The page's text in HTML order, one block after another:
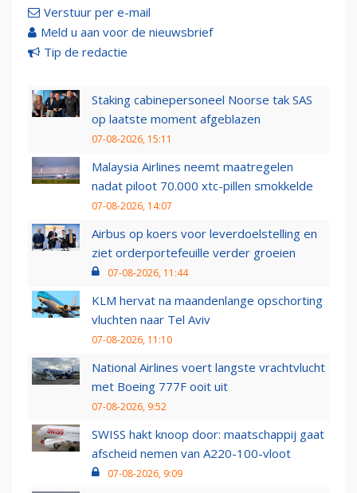
Verstuur per e-mail
Meld u aan voor de nieuwsbrief
Tip de redactie
Staking cabinepersoneel Noorse tak SAS
op laatste moment afgeblazen
07-08-2026, 15:11
Malaysia Airlines neemt maatregelen
nadat piloot 70.000 xtc-pillen smokkelde
07-08-2026, 14:07
Airbus op koers voor leverdoelstelling en
ziet orderportefeuille verder groeien
07-08-2026, 11:44
KLM hervat na maandenlange opschorting
vluchten naar Tel Aviv
07-08-2026, 11:10
National Airlines voert langste vrachtvlucht
met Boeing 777F ooit uit
07-08-2026, 9:52
SWISS hakt knoop door: maatschappij gaat
afscheid nemen van A220-100-vloot
07-08-2026, 9:09